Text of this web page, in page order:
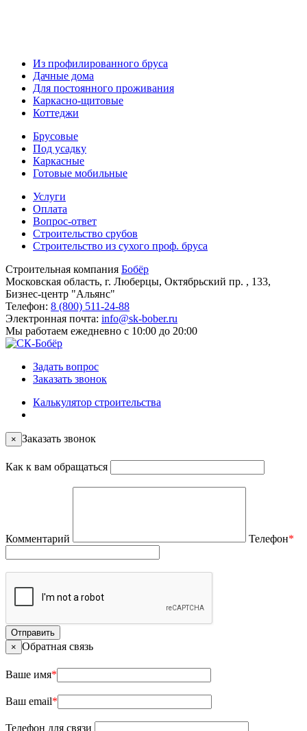
Из профилированного бруса
Дачные дома
Для постоянного проживания
Каркасно-щитовые
Коттеджи
Брусовые
Под усадку
Каркасные
Готовые мобильные
Услуги
Оплата
Вопрос-ответ
Строительство срубов
Строительство из сухого проф. бруса
Строительная компания Бобёр
Московская область, г. Люберцы, Октябрьский пр. , 133,
Бизнес-центр "Альянс"
Телефон: 8 (800) 511-24-88
Электронная почта: info@sk-bober.ru
Мы работаем ежедневно с 10:00 до 20:00
Задать вопрос
Заказать звонок
Калькулятор строительства
× Заказать звонок
Как к вам обращаться
Комментарий Телефон*
Отправить
× Обратная связь
Ваше имя*
Ваш email*
Телефон для связи